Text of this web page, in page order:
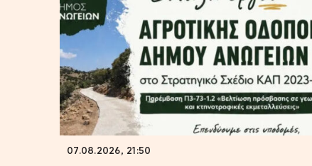
07.08.2026, 21:50